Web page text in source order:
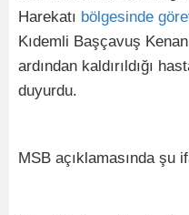
Harekatı bölgesinde
Kıdemli Başçavuş
ardından kaldırıldığı
duyurdu.
MSB açıklamasında şu